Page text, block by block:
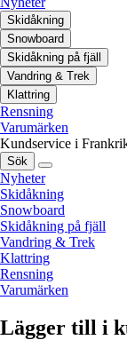
Skidåkning
Snowboard
Skidåkning på fjäll
Vandring & Trek
Klattring
Rensning
Varumärken
Kundservice i
Sök
Nyheter
Skidåkning
Snowboard
Skidåkning på fjäll
Vandring & Trek
Klattring
Rensning
Varumärken
Lägger till i